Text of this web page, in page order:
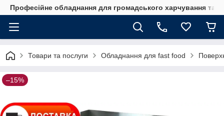
Професійне обладнання для громадського харчування та
Товари та послуги Обладнання для fast food
–15%